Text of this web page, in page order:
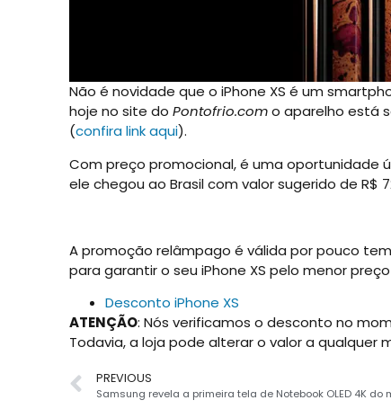
Não é novidade que o iPhone XS é um
hoje no site do Pontofrio.como aparelho está
(confira link aqui).
Com preço promocional, é uma oportunidade
ele chegou ao Brasil com valor sugerido de R$
A promoção relâmpago é válida por pouco
para garantir o seu iPhone XS pelo menor
Desconto iPhone XS
ATENÇÃO: Nós verificamos o desconto no
Todavia, a loja pode alterar o valor a qualquer
PREVIOUS
Samsung revela a primeira tela de Notebook OLED 4K do